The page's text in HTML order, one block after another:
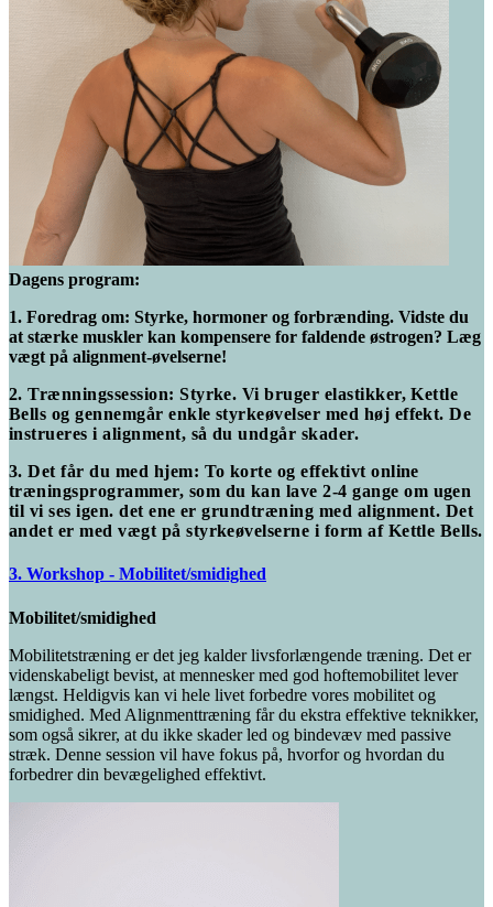
Dagens program:
1. Foredrag om: Styrke, hormoner og forbrænding. Vidste du
at stærke muskler kan kompensere for faldende østrogen? Læg
vægt på alignment-øvelserne!
2. Trænningssession: Styrke. Vi bruger elastikker, Kettle
Bells og gennemgår enkle styrkeøvelser med høj effekt. De
instrueres i alignment, så du undgår skader.
3. Det får du med hjem: To korte og effektivt online
træningsprogrammer, som du kan lave 2-4 gange om ugen
til vi ses igen. det ene er grundtræning med alignment. Det
andet er med vægt på styrkeøvelserne i form af Kettle Bells.
3. Workshop - Mobilitet/smidighed
Mobilitet/smidighed
Mobilitetstræning er det jeg kalder livsforlængende træning. Det er
videnskabeligt bevist, at mennesker med god hoftemobilitet lever
længst. Heldigvis kan vi hele livet forbedre vores mobilitet og
smidighed. Med Alignmenttræning får du ekstra effektive teknikker,
som også sikrer, at du ikke skader led og bindevæv med passive
stræk. Denne session vil have fokus på, hvorfor og hvordan du
forbedrer din bevægelighed effektivt.